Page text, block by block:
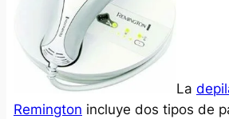
La
Remington incluye dos tipos de